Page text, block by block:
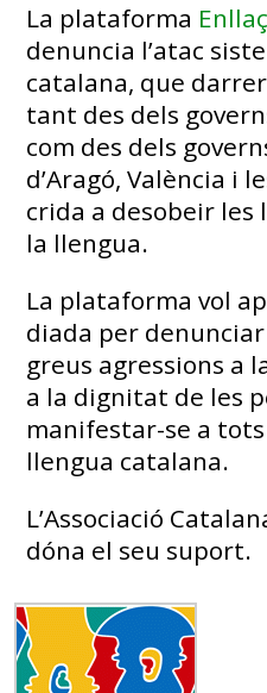
La plataforma
denuncia l’atac
catalana, que
tant des dels
com des dels
d’Aragó, València i
crida a desobeir les
la llengua.
La plataforma vol
diada per
greus agressions a
a la dignitat de les
manifestar-se a
llengua catalana.
L’Associació
dóna el seu suport.